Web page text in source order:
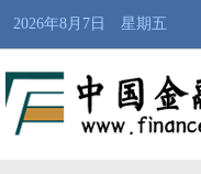
2026年8月7日 星期五